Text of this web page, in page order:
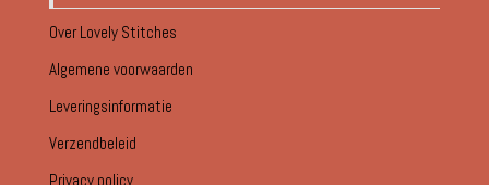
Over Lovely Stitches
Algemene voorwaarden
Leveringsinformatie
Verzendbeleid
Privacy policy